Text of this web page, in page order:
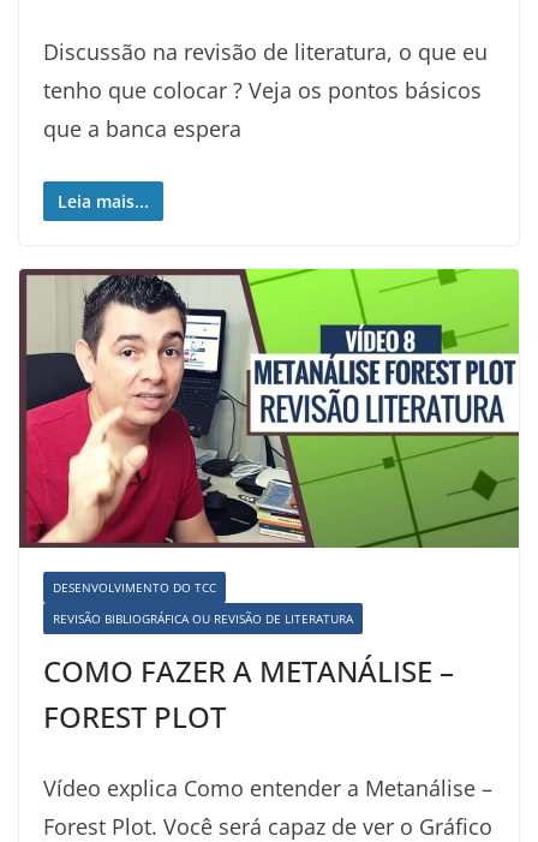
Discussão na revisão de literatura, o que eu
tenho que colocar ? Veja os pontos básicos
que a banca espera
Leia mais...
DESENVOLVIMENTO DO TCC
REVISÃO BIBLIOGRÁFICA OU REVISÃO DE LITERATURA
COMO FAZER A METANÁLISE –
FOREST PLOT
Vídeo explica Como entender a Metanálise –
Forest Plot. Você será capaz de ver o Gráfico